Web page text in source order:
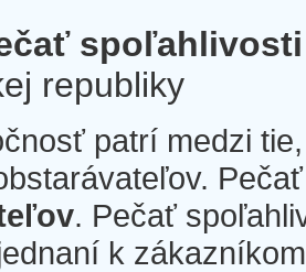
spoľahlivosti
republiky
patrí medzi
. Pečať
k